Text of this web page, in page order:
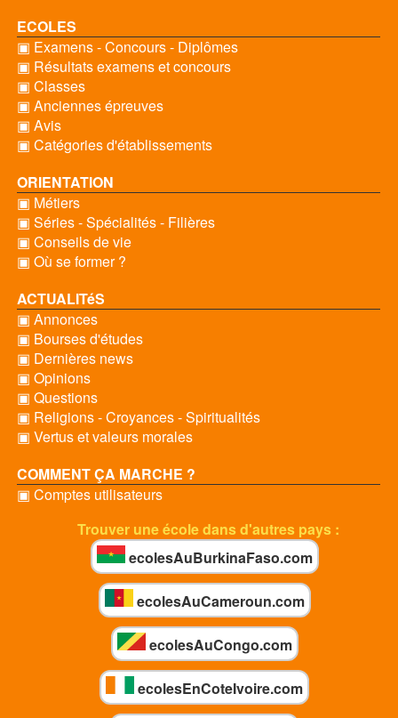
ECOLES
▣ Examens - Concours - Diplômes
▣ Résultats examens et concours
▣ Classes
▣ Anciennes épreuves
▣ Avis
▣ Catégories d'établissements
ORIENTATION
▣ Métiers
▣ Séries - Spécialités - Filières
▣ Conseils de vie
▣ Où se former ?
ACTUALITéS
▣ Annonces
▣ Bourses d'études
▣ Dernières news
▣ Opinions
▣ Questions
▣ Religions - Croyances - Spiritualités
▣ Vertus et valeurs morales
COMMENT ÇA MARCHE ?
▣ Comptes utilisateurs
Trouver une école dans d'autres pays :
ecolesAuBurkinaFaso.com
ecolesAuCameroun.com
ecolesAuCongo.com
ecolesEnCoteIvoire.com